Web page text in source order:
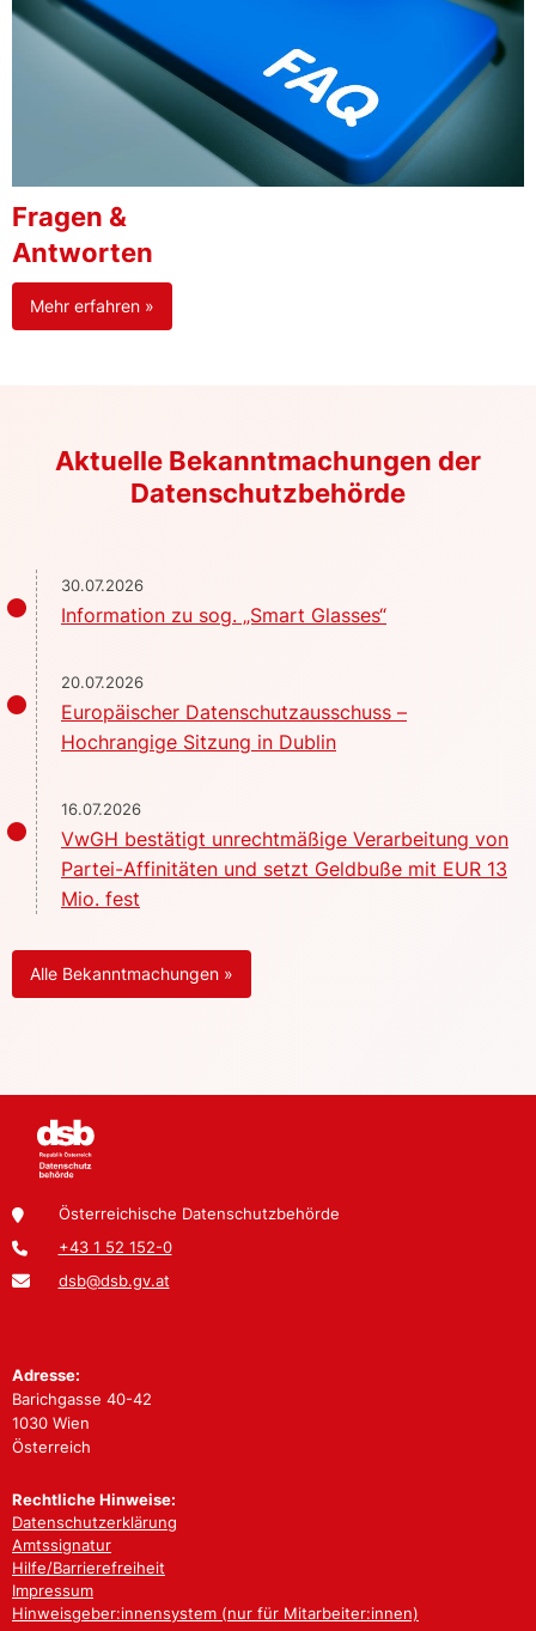
Fragen &
Antworten
Mehr erfahren »
Aktuelle Bekanntmachungen der
Datenschutzbehörde
30.07.2026
Information zu sog. „Smart Glasses“
20.07.2026
Europäischer Datenschutzausschuss –
Hochrangige Sitzung in Dublin
16.07.2026
VwGH bestätigt unrechtmäßige Verarbeitung von
Partei-Affinitäten und setzt Geldbuße mit EUR 13
Mio. fest
Alle Bekanntmachungen »
Österreichische Datenschutzbehörde
+43 1 52 152-0
dsb@dsb.gv.at
Adresse:
Barichgasse 40-42
1030 Wien
Österreich
Rechtliche Hinweise:
Datenschutzerklärung
Amtssignatur
Hilfe/Barrierefreiheit
Impressum
Hinweisgeber:innensystem (nur für Mitarbeiter:innen)